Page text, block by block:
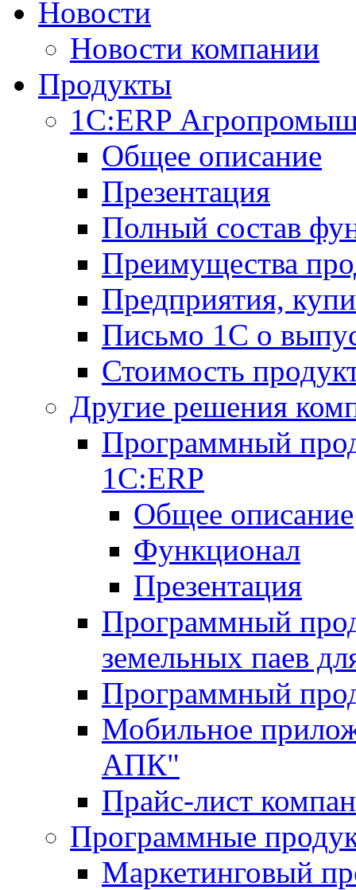
Новости
Новости компании
Продукты
1С:ERP
Общее описание
Презентация
Полный состав
Преимущества
Предприятия,
Письмо 1С о
Стоимость
Другие решения
Программный
1С:ERP
Общее описание
Функционал
Презентация
Программный
земельных паев
Программный
Мобильное
АПК"
Прайс-лист
Программные
Маркетинговый